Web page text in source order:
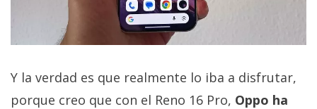
Y la verdad es que realmente lo iba a disfrutar,
porque creo que con el Reno 16 Pro, Oppo ha